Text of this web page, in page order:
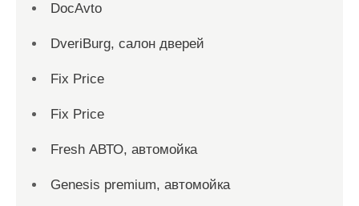
DocAvto
DveriBurg, салон дверей
Fix Price
Fix Price
Fresh АВТО, автомойка
Genesis premium, автомойка